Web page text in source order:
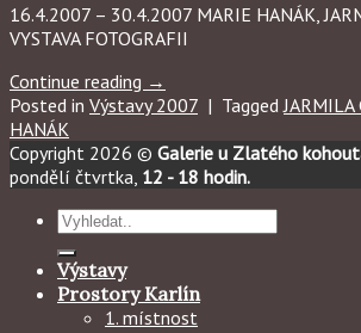
16.4.2007 – 30.4.2007 MARIE HANÁK,
VYSTAVA FOTOGRAFII
Continue reading →
Posted in Výstavy 2007 | Tagged JARMILA
HANÁK
Copyright 2026 © Galerie u Zlatého
pondělí čtvrtka, 12 - 18 hodin.
Hledat:
Výstavy
Prostory Karlín
1. místnost